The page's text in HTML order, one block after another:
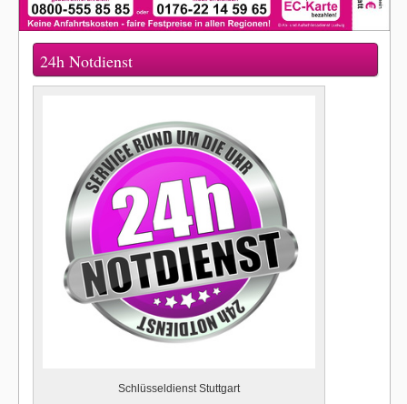
24h Notdienst
Schlüsseldienst Stuttgart